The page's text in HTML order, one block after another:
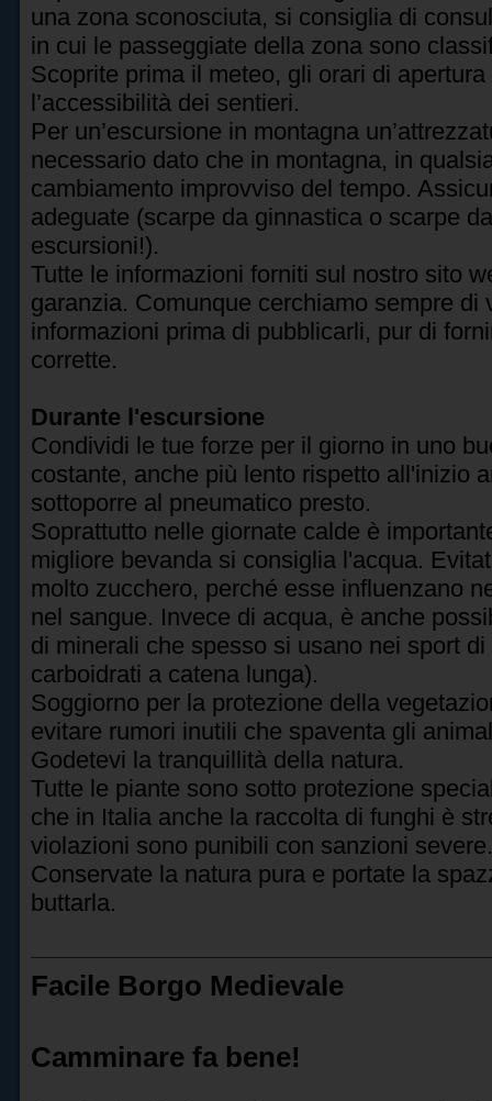
una zona sconosciuta, si consiglia di
in cui le passeggiate della zona sono
Scoprite prima il meteo, gli orari di
l’accessibilità dei sentieri.
Per un’escursione in montagna
necessario dato che in montagna, in
cambiamento improvviso del tempo.
adeguate (scarpe da ginnastica o scarpe
escursioni!).
Tutte le informazioni forniti sul nostro sito
garanzia. Comunque cerchiamo sempre di
informazioni prima di pubblicarli, pur di
corrette.
Durante l'escursione
Condividi le tue forze per il giorno in uno
costante, anche più lento rispetto all'inizio
sottoporre al pneumatico presto.
Soprattutto nelle giornate calde è
migliore bevanda si consiglia l'acqua.
molto zucchero, perché esse influenzano
nel sangue. Invece di acqua, è anche
di minerali che spesso si usano nei sport
carboidrati a catena lunga).
Soggiorno per la protezione della
evitare rumori inutili che spaventa gli
Godetevi la tranquillità della natura.
Tutte le piante sono sotto protezione
che in Italia anche la raccolta di funghi è
violazioni sono punibili con sanzioni severe.
Conservate la natura pura e portate la
buttarla.
Facile Borgo Medievale
Camminare fa bene!